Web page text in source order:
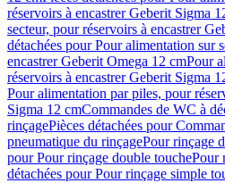
réservoirs à encastrer Geberit Sigma
secteur, pour réservoirs à encastrer
détachées pour Pour alimentation sur
encastrer Geberit Omega 12 cmPour
réservoirs à encastrer Geberit Sigma
Pour alimentation par piles, pour
Sigma 12 cmCommandes de WC à
rinçagePièces détachées pour
pneumatique du rinçagePour rinçage
pour Pour rinçage double touchePour
détachées pour Pour rinçage simple